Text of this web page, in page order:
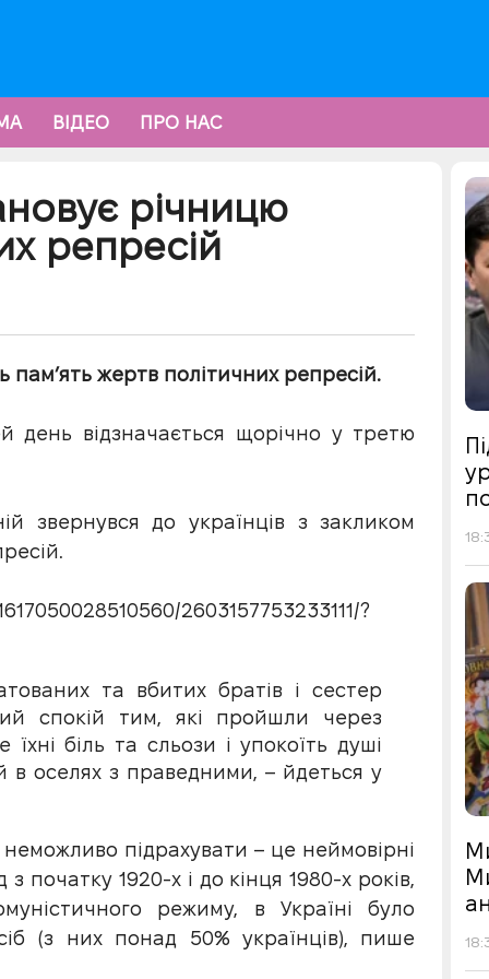
ВІДЕО ПРО НАС
річницю
репресій
пам’ять жертв політичних репресій.
день відзначається щорічно у третю
звернувся до українців з закликом
2603157753233111/?
та вбитих братів і сестер
спокій тим, які пройшли через
біль та сльози і упокоїть душі
в оселях з праведними, – йдеться у
підрахувати – це неймовірні
початку 1920-х і до кінця 1980-х років,
режиму, в Україні було
(з них понад 50% українців), пише